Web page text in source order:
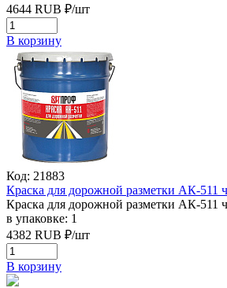
4644 RUB ₽/шт
В корзину
Код: 21883
Краска для дорожной разметки АК-511
Краска для дорожной разметки АК-511
в упаковке: 1
4382 RUB ₽/шт
В корзину